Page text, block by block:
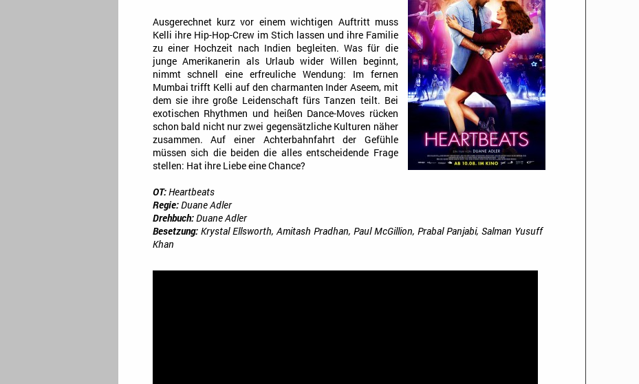
Ausgerechnet kurz vor einem wichtigen Auftritt muss
Kelli ihre Hip-Hop-Crew im Stich lassen und ihre Familie
zu einer Hochzeit nach Indien begleiten. Was für die
junge Amerikanerin als Urlaub wider Willen beginnt,
nimmt schnell eine erfreuliche Wendung: Im fernen
Mumbai trifft Kelli auf den charmanten Inder Aseem, mit
dem sie ihre große Leidenschaft fürs Tanzen teilt. Bei
exotischen Rhythmen und heißen Dance-Moves rücken
schon bald nicht nur zwei gegensätzliche Kulturen näher
zusammen. Auf einer Achterbahnfahrt der Gefühle
müssen sich die beiden die alles entscheidende Frage
stellen: Hat ihre Liebe eine Chance?
OT:Heartbeats
Regie:Duane Adler
Drehbuch:Duane Adler
Besetzung:Krystal Ellsworth, Amitash Pradhan, Paul McGillion, Prabal Panjabi, Salman Yusuff
Khan